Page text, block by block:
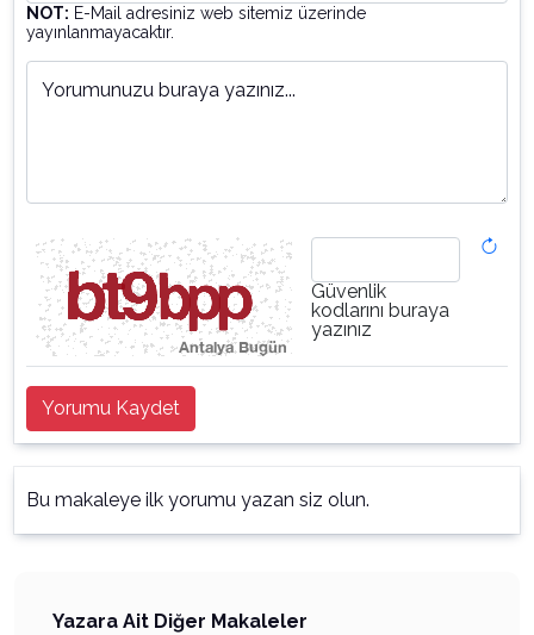
NOT: E-Mail adresiniz web sitemiz üzerinde
yayınlanmayacaktır.
Yorumunuzu buraya yazınız...
Güvenlik
kodlarını buraya
yazınız
Yorumu Kaydet
Bu makaleye ilk yorumu yazan siz olun.
Yazara Ait Diğer Makaleler